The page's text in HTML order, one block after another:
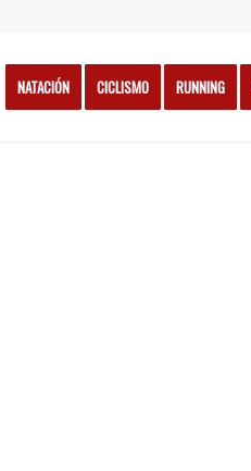
NATACIÓN CICLISMO RUNNING